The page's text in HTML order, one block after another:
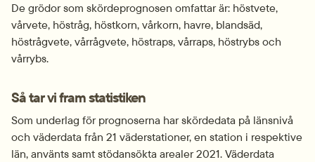
De grödor som skördeprognosen omfattar är: höstvete,
vårvete, höstråg, höstkorn, vårkorn, havre, blandsäd,
höstrågvete, vårrågvete, höstraps, vårraps, höstrybs och
vårrybs.
Så tar vi fram statistiken
Som underlag för prognoserna har skördedata på länsnivå
och väderdata från 21 väderstationer, en station i respektive
län, använts samt stödansökta arealer 2021. Väderdata